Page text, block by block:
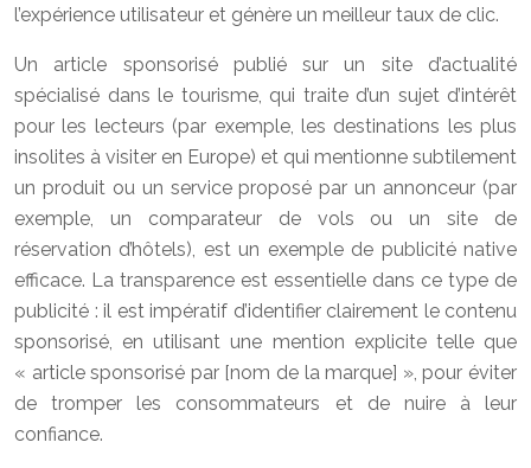
l’expérience utilisateur et génère un meilleur taux de clic.
Un article sponsorisé publié sur un site d’actualité
spécialisé dans le tourisme, qui traite d’un sujet d’intérêt
pour les lecteurs (par exemple, les destinations les plus
insolites à visiter en Europe) et qui mentionne subtilement
un produit ou un service proposé par un annonceur (par
exemple, un comparateur de vols ou un site de
réservation d’hôtels), est un exemple de publicité native
efficace. La transparence est essentielle dans ce type de
publicité : il est impératif d’identifier clairement le contenu
sponsorisé, en utilisant une mention explicite telle que
« article sponsorisé par [nom de la marque] », pour éviter
de tromper les consommateurs et de nuire à leur
confiance.